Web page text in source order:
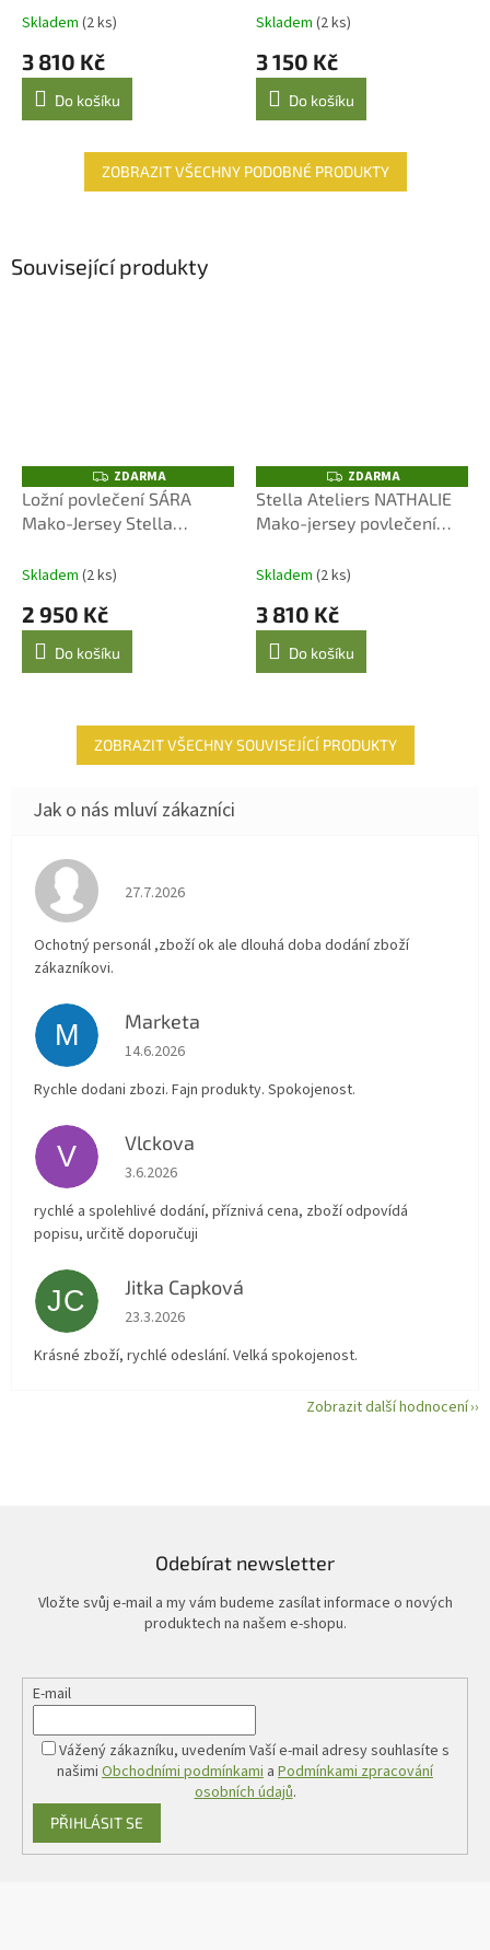
Skladem (2 ks)
3 810 Kč
Do košíku
Skladem (2 ks)
3 150 Kč
Do košíku
ZOBRAZIT VŠECHNY PODOBNÉ PRODUKTY
Související produkty
Z
D
A
R
M
ZDARMA
Ložní povlečení SÁRA
Mako-Jersey Stella
Skladem (2 ks)
2 950 Kč
Do košíku
Z
D
A
R
M
ZDARMA
Stella Ateliers NATHALIE
Mako-jersey povlečení
Skladem (2 ks)
3 810 Kč
Do košíku
ZOBRAZIT VŠECHNY SOUVISEJÍCÍ PRODUKTY
Hodnocení obchodu je 4 z 5 hvězdiček.
27.7.2026
Ochotný personál ,zboží ok ale dlouhá doba dodání zboží
zákazníkovi.
M Marketa
Hodnocení obchodu je 5 z 5 hvězdiček.
14.6.2026
Rychle dodani zbozi. Fajn produkty. Spokojenost.
V Vlckova
Hodnocení obchodu je 5 z 5 hvězdiček.
3.6.2026
rychlé a spolehlivé dodání, příznivá cena, zboží odpovídá
popisu, určitě doporučuji
JC Jitka Capková
Hodnocení obchodu je 5 z 5 hvězdiček.
23.3.2026
Krásné zboží, rychlé odeslání. Velká spokojenost.
Zobrazit další hodnocení
Odebírat newsletter
Vložte svůj e-mail a my vám budeme zasílat informace o nových
produktech na našem e-shopu.
E-mail
Vážený zákazníku, uvedením Vaší e-mail adresy souhlasíte s
našimi Obchodními podmínkami a Podmínkami zpracování
osobních údajů.
PŘIHLÁSIT SE